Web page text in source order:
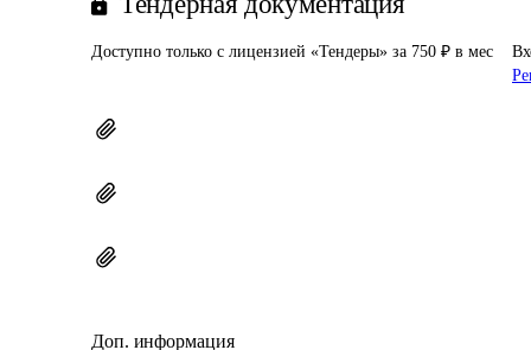
Доступно только с лицензией «Тендеры» за 750 ₽ в мес
Доп. информация